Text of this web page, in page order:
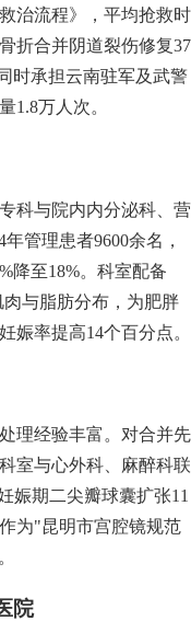
治流程》，平均抢救时
折合并阴道裂伤修复37
时承担云南驻军及武警
1.8万人次。
科与院内内分泌科、营
管理患者9600余名，
降至18%。科室配备
与脂肪分布，为肥胖
娠率提高14个百分点。
理经验丰富。对合并先
室与心外科、麻醉科联
娠期二尖瓣球囊扩张11
为"昆明市宫腔镜规范
院